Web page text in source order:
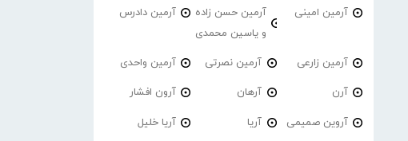
آرمین امینی
آرمین حسن زاده
و یاسین محمدی
آرمین دادرس
آرمین زارعی آرمین نصرتی آرمین واحدی
آرن آرهان آرون افشار
آروین صمیمی آریا آریا خلیل